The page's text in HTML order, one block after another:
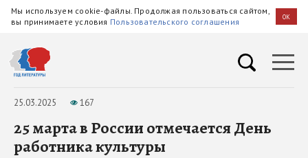
Мы используем cookie-файлы. Продолжая пользоваться сайтом,
вы принимаете условия Пользовательского соглашения OK
25.03.2025 167
25 марта в России отмечается День
работника культуры